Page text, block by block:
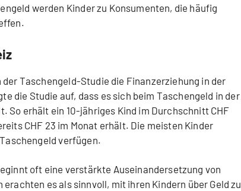
werden Kinder zu Konsumenten, die häufig
der Taschengeld-Studie die Finanzerziehung in der
die Studie auf, dass es sich beim Taschengeld in der
So erhält ein 10-jähriges Kind im Durchschnitt CHF
CHF 23 im Monat erhält. Die meisten Kinder
verfügen.
oft eine verstärkte Auseinandersetzung von
es als sinnvoll, mit ihren Kindern über Geld zu